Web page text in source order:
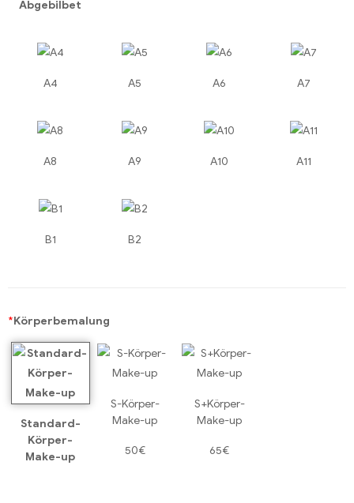
Abgebilbet
A4 A5 A6 A7
A8 A9 A10 A11
B1 B2
*Körperbemalung
Standard-
Körper-
Make-up
S-Körper-
Make-up
50€
S+Körper-
Make-up
65€